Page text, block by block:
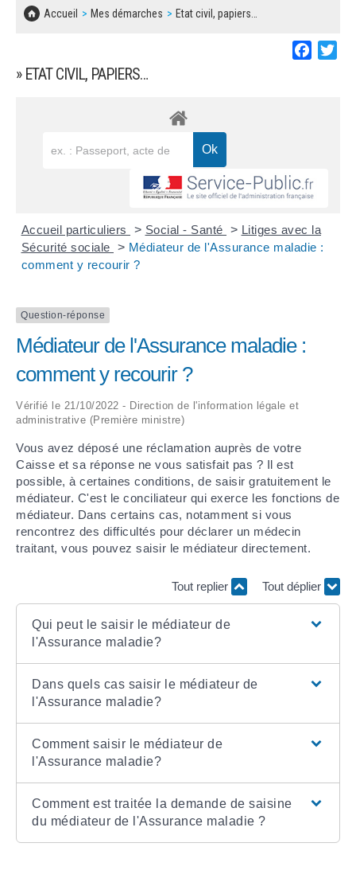
Accueil Mes démarches Etat civil, papiers…
» ETAT CIVIL, PAPIERS…
Accueil particuliers > Social - Santé > Litiges avec la
Sécurité sociale > Médiateur de l'Assurance maladie :
comment y recourir ?
Question-réponse
Médiateur de l'Assurance maladie :
comment y recourir ?
Vérifié le 21/10/2022 - Direction de l'information légale et
administrative (Première ministre)
Vous avez déposé une réclamation auprès de votre
Caisse et sa réponse ne vous satisfait pas ? Il est
possible, à certaines conditions, de saisir gratuitement le
médiateur. C'est le conciliateur qui exerce les fonctions de
médiateur. Dans certains cas, notamment si vous
rencontrez des difficultés pour déclarer un médecin
traitant, vous pouvez saisir le médiateur directement.
Tout replier Tout déplier
Qui peut le saisir le médiateur de
l'Assurance maladie?
Dans quels cas saisir le médiateur de
l'Assurance maladie?
Comment saisir le médiateur de
l'Assurance maladie?
Comment est traitée la demande de saisine
du médiateur de l'Assurance maladie ?
CONCERTATIONS PUBLIQUES
SOLIDARITÉ, LOGEMENT
DECHETS
BESOIN D'UNE AIDE ?
LES ASSOCIATIONS
MARCHÉS PUBLICS
REGLEMENT LOCAL DE PUBLICITÉ
DECLARATION DE DEMARCHAGE
DOSSIER DE DEMANDE DE SUBVENTION
DEMANDE DE PRÊT DE MATERIEL
FICHE D'ORGANISATION MANIFESTATION
PLAN D'ACTION MUNICIPAL